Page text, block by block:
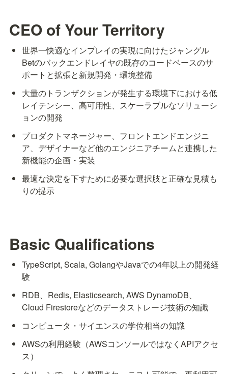
CEO of Your Territory
世界一快適なインプレイの実現に向けたジャングル
Betのバックエンドレイヤの既存のコードベースのサ
ポートと拡張と新規開発・環境整備
大量のトランザクションが発生する環境下における低
レイテンシー、高可用性、スケーラブルなソリューシ
ョンの開発
プロダクトマネージャー、フロントエンドエンジニ
ア、デザイナーなど他のエンジニアチームと連携した
新機能の企画・実装
最適な決定を下すために必要な選択肢と正確な見積も
りの提示
Basic Qualifications
TypeScript, Scala, GolangやJavaでの4年以上の開発経
験
RDB、Redis, Elasticsearch, AWS DynamoDB、
Cloud Firestoreなどのデータストレージ技術の知識
コンピュータ・サイエンスの学位相当の知識
AWSの利用経験（AWSコンソールではなくAPIアクセ
ス）